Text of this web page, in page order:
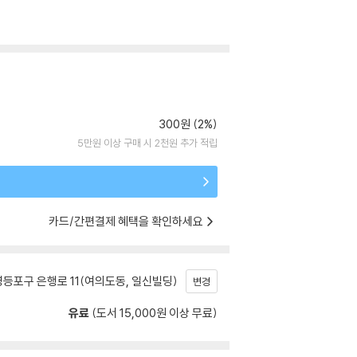
300원 (2%)
5만원 이상 구매 시 2천원 추가 적립
카드/간편결제 혜택을 확인하세요
포구 은행로 11(여의도동, 일신빌딩) 변경
유료 (도서 15,000원 이상 무료)